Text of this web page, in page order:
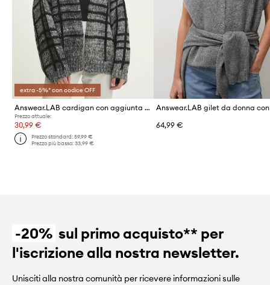
extra -5%* con codice OFF
Answear.LAB cardigan con aggiunta di lana
Prezzo attuale:
30,99 €
Prezzo standard:59,99 €
Prezzo più basso:33,99 €
Answear.LAB gilet da donna
64,99 €
-20% sul primo acquisto** per
l'iscrizione alla nostra newsletter.
Unisciti alla nostra comunità per ricevere informazioni sulle